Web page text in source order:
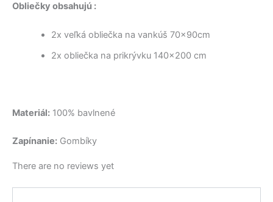
Obliečky obsahujú :
2x veľká obliečka na vankúš 70x90cm
2x obliečka na prikrývku 140×200 cm
Materiál: 100% bavlnené
Zapínanie: Gombíky
There are no reviews yet